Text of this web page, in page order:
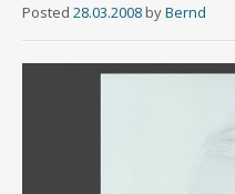
Posted 28.03.2008 byBernd